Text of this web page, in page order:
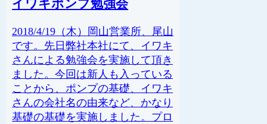
イワキポンプ勉強会
2018/4/19（木）岡山営業所、尾山
です。先日弊社本社にて、イワキ
さんによる勉強会を実施して頂き
ました。今回は新人も入っている
ことから、ポンプの基礎、イワキ
さんの会社名の由来など、かなり
基礎の基礎を実施しました。プロ